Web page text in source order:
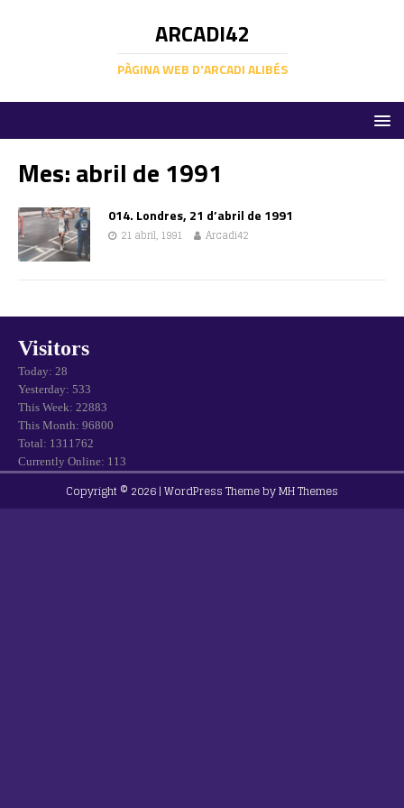
ARCADI42
PÀGINA WEB D'ARCADI ALIBÉS
Mes:abril de 1991
014. Londres, 21 d’abril de 1991
21 abril, 1991 Arcadi42
Visitors
Today: 28
Yesterday: 533
This Week: 22883
This Month: 96800
Total: 1311762
Currently Online: 113
Copyright © 2026 | WordPress Theme byMH Themes